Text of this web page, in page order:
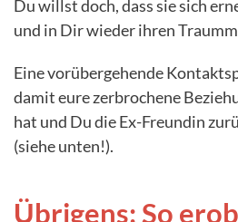
Du willst doch, dass sie sich
und in Dir wieder ihren
Eine vorübergehende
damit eure zerbrochene
hat und Du die Ex-Freundin
(siehe unten!).
Übrigens: So